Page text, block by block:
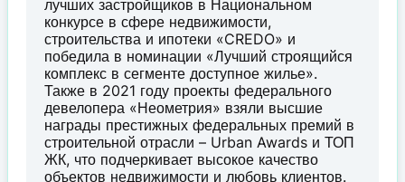
лучших застройщиков в Национальном
конкурсе в сфере недвижимости,
строительства и ипотеки «CREDO» и
победила в номинации «Лучший строящийся
комплекс в сегменте доступное жилье».
Также в 2021 году проекты федерального
девелопера «Неометрия» взяли высшие
награды престижных федеральных премий в
строительной отрасли – Urban Awards и ТОП
ЖК, что подчеркивает высокое качество
объектов недвижимости и любовь клиентов.